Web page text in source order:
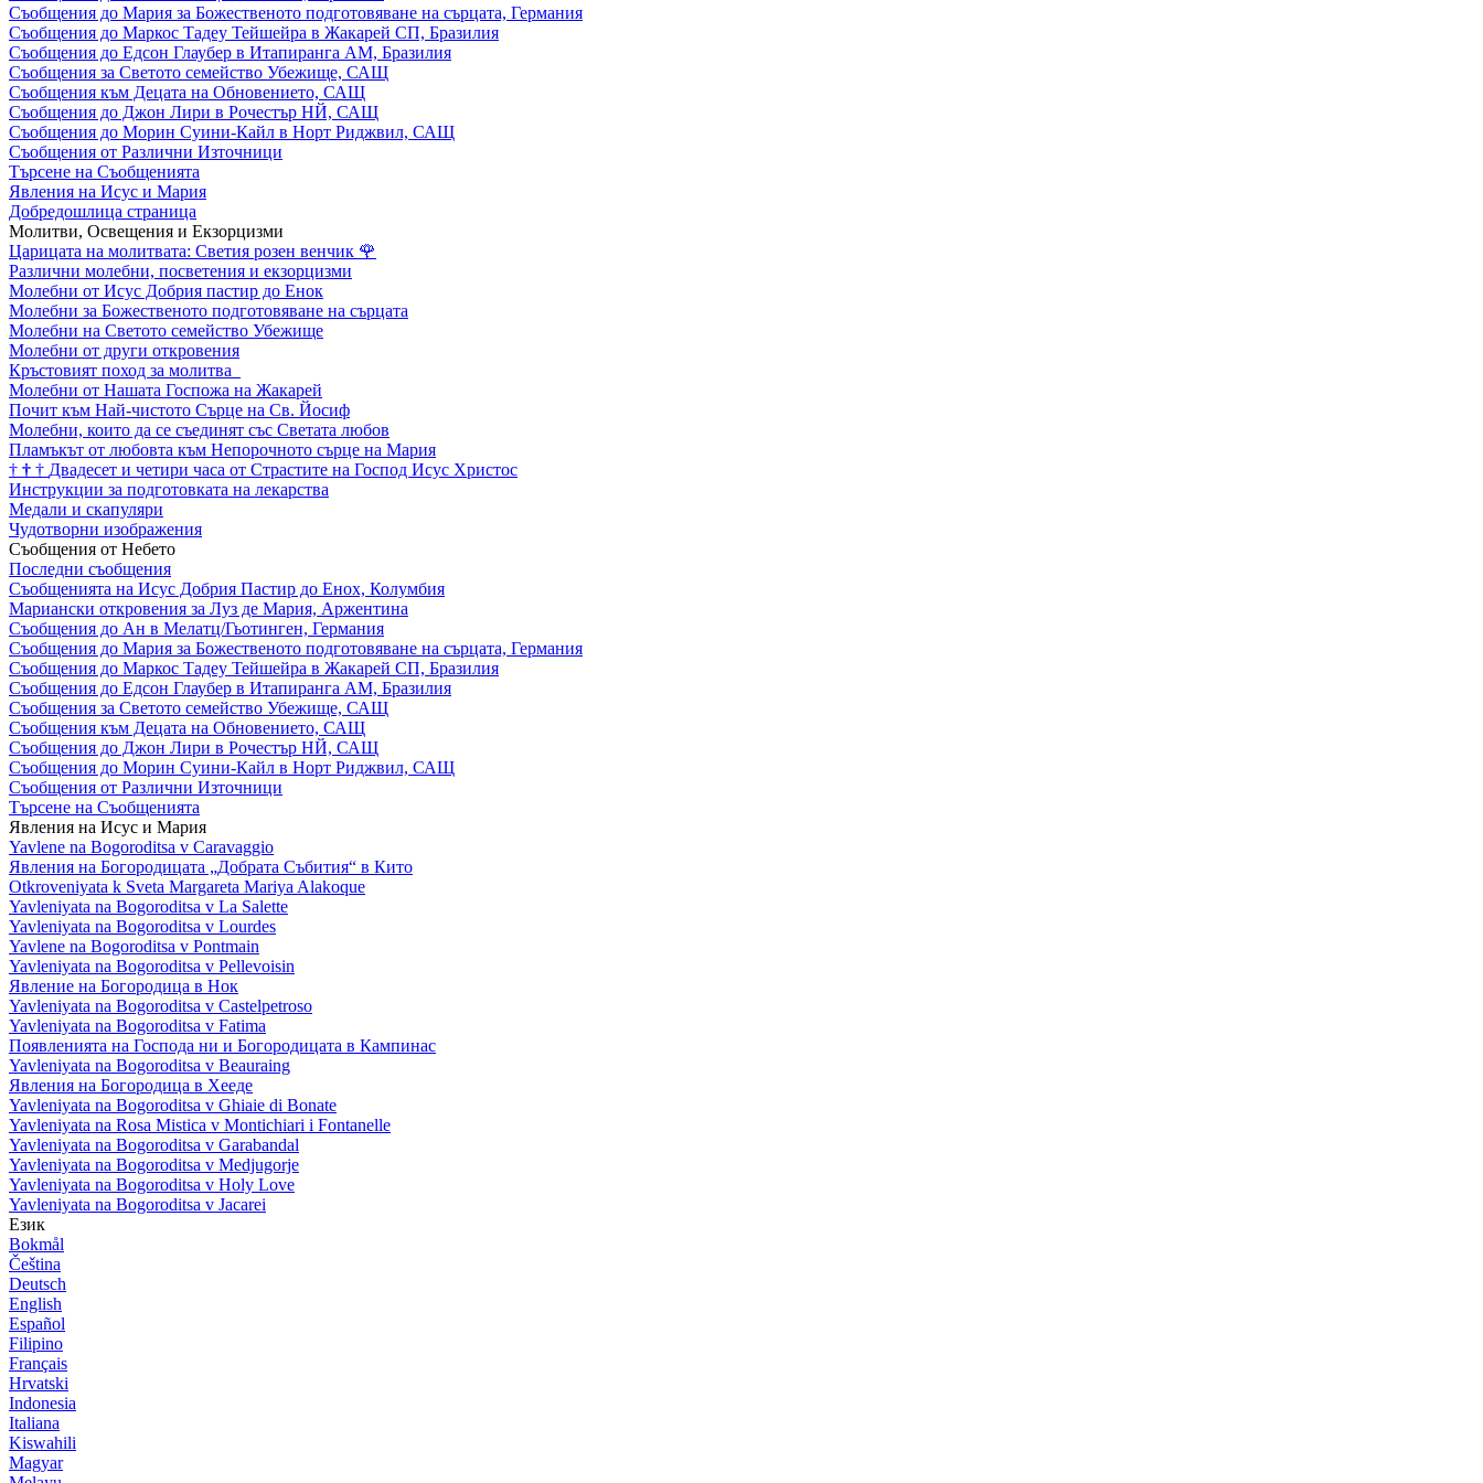
Съобщения до Мария за Божественото подготовяване на сърцата, Германия
Съобщения до Маркос Тадеу Тейшейра в Жакарей СП, Бразилия
Съобщения до Едсон Глаубер в Итапиранга АМ, Бразилия
Съобщения за Светото семейство Убежище, САЩ
Съобщения към Децата на Обновението, САЩ
Съобщения до Джон Лири в Рочестър НЙ, САЩ
Съобщения до Морин Суини-Кайл в Норт Риджвил, САЩ
Съобщения от Различни Източници
Търсене на Съобщенията
Явления на Исус и Мария
Добредошлица страница
Молитви, Освещения и Екзорцизми
Царицата на молитвата: Светия розен венчик 🌹
Различни молебни, посветения и екзорцизми
Молебни от Исус Добрия пастир до Енок
Молебни за Божественото подготовяване на сърцата
Молебни на Светото семейство Убежище
Молебни от други откровения
Кръстовият поход за молитва
Молебни от Нашата Госпожа на Жакарей
Почит към Най-чистото Сърце на Св. Йосиф
Молебни, които да се съединят със Светата любов
Пламъкът от любовта към Непорочното сърце на Мария
† † † Двадесет и четири часа от Страстите на Господ Исус Христос
Инструкции за подготовката на лекарства
Медали и скапуляри
Чудотворни изображения
Съобщения от Небето
Последни съобщения
Съобщенията на Исус Добрия Пастир до Енох, Колумбия
Мариански откровения за Луз де Мария, Аржентина
Съобщения до Ан в Мелатц/Гьотинген, Германия
Съобщения до Мария за Божественото подготовяване на сърцата, Германия
Съобщения до Маркос Тадеу Тейшейра в Жакарей СП, Бразилия
Съобщения до Едсон Глаубер в Итапиранга АМ, Бразилия
Съобщения за Светото семейство Убежище, САЩ
Съобщения към Децата на Обновението, САЩ
Съобщения до Джон Лири в Рочестър НЙ, САЩ
Съобщения до Морин Суини-Кайл в Норт Риджвил, САЩ
Съобщения от Различни Източници
Търсене на Съобщенията
Явления на Исус и Мария
Yavlene na Bogoroditsa v Caravaggio
Явления на Богородицата „Добрата Събития“ в Кито
Otkroveniyata k Sveta Margareta Mariya Alakoque
Yavleniyata na Bogoroditsa v La Salette
Yavleniyata na Bogoroditsa v Lourdes
Yavlene na Bogoroditsa v Pontmain
Yavleniyata na Bogoroditsa v Pellevoisin
Явление на Богородица в Нок
Yavleniyata na Bogoroditsa v Castelpetroso
Yavleniyata na Bogoroditsa v Fatima
Появленията на Господа ни и Богородицата в Кампинас
Yavleniyata na Bogoroditsa v Beauraing
Явления на Богородица в Хееде
Yavleniyata na Bogoroditsa v Ghiaie di Bonate
Yavleniyata na Rosa Mistica v Montichiari i Fontanelle
Yavleniyata na Bogoroditsa v Garabandal
Yavleniyata na Bogoroditsa v Medjugorje
Yavleniyata na Bogoroditsa v Holy Love
Yavleniyata na Bogoroditsa v Jacarei
Език
Bokmål
Čeština
Deutsch
English
Español
Filipino
Français
Hrvatski
Indonesia
Italiana
Kiswahili
Magyar